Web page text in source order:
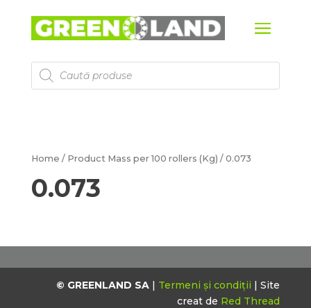
Products
search
Home / Product Mass per 100 rollers (Kg) / 0.073
0.073
© GREENLAND SA | Termeni și condiții | Site
creat de Red Thread